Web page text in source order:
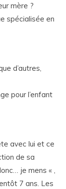
mère ?
spécialisée en
d’autres,
pour l’enfant
avec lui et ce
de sa
je mens « ,
7 ans. Les